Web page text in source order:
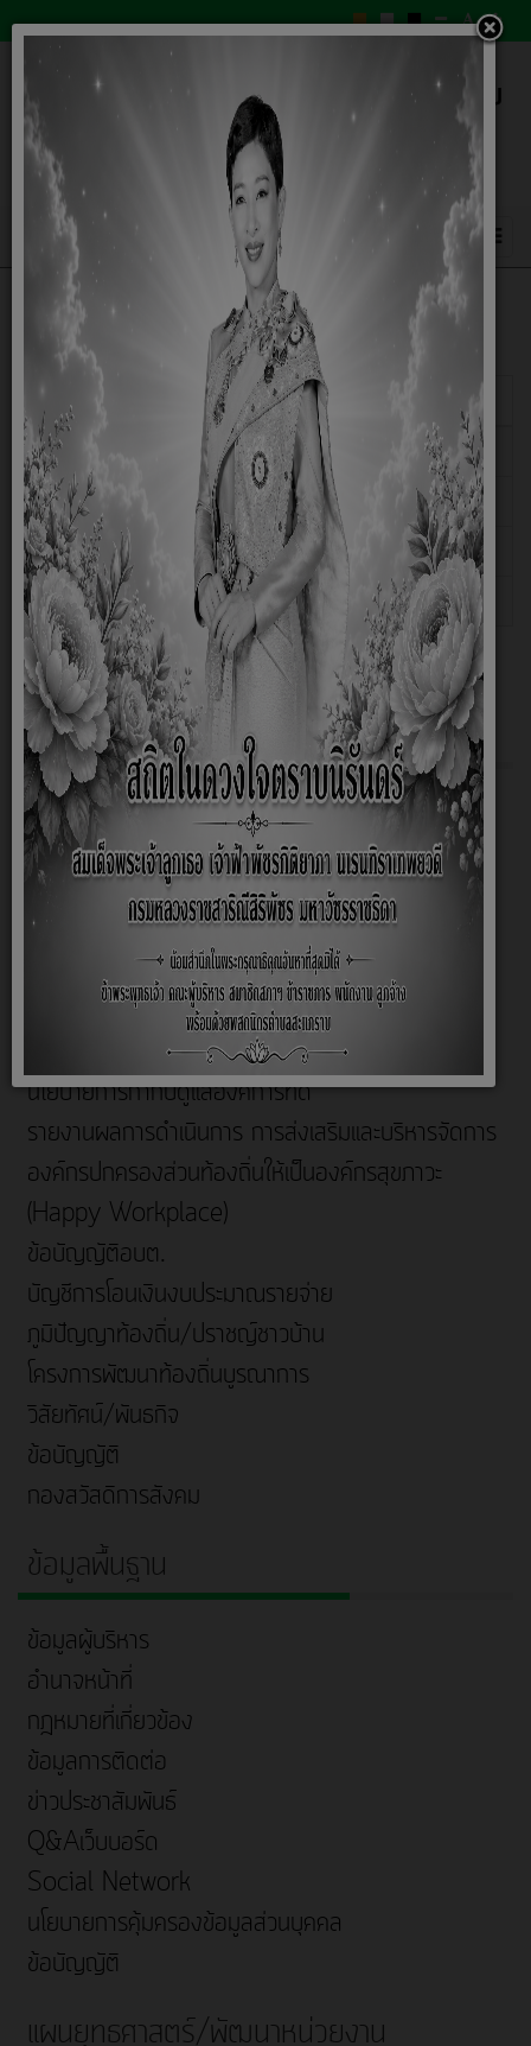
แสดง
ชื่อ
คำสั่งแต่งตั้งคณะทำงานขับเคลื่อนจริยธรรม
17 ตุลาคม 2568
ประมวลจริยธรรมผู้บริหารท้องถิ่น 09 กันยายน 2565
ประมวลจริยธรรมพนักงานส่วนท้องถิ่น 09 กันยายน 2565
ประมวลจริยธรรมสมาชิกสภาท้องถิ่น 09 กันยายน 2565
เกี่ยวกับหน่วยงาน
หน้าหลัก
สภาพและข้อมูลพื้นฐาน
มาตรการต่างๆ
ลานกีฬาประจำหมู่บ้าน
ประวัติความเป็นมา
กฎหมายว่าด้วยการจัดตั้งองค์กรปกครองส่วนท้องถิ่น
คุณธรรมและจริยธรรม
นโยบายการกำกับดูแลองค์การที่ดี
รายงานผลการดำเนินการ การส่งเสริมและบริหารจัดการ
องค์กรปกครองส่วนท้องถิ่นให้เป็นองค์กรสุขภาวะ
(Happy Workplace)
ข้อบัญญัติอบต.
บัญชีการโอนเงินงบประมาณรายจ่าย
ภูมิปัญญาท้องถิ่น/ปราชญ์ชาวบ้าน
โครงการพัฒนาท้องถิ่นบูรณาการ
วิสัยทัศน์/พันธกิจ
ข้อบัญญัติ
กองสวัสดิการสังคม
ข้อมูลพื้นฐาน
ข้อมูลผู้บริหาร
อำนาจหน้าที่
กฎหมายที่เกี่ยวข้อง
ข้อมูลการติดต่อ
ข่าวประชาสัมพันธ์
Q&Aเว็บบอร์ด
Social Network
นโยบายการคุ้มครองข้อมูลส่วนบุคคล
ข้อบัญญัติ
แผนยุทธศาสตร์/พัฒนาหน่วยงาน